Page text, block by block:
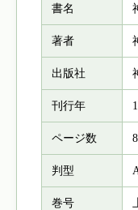
書名
著者
出版社
刊行年
ページ数
判型
巻号